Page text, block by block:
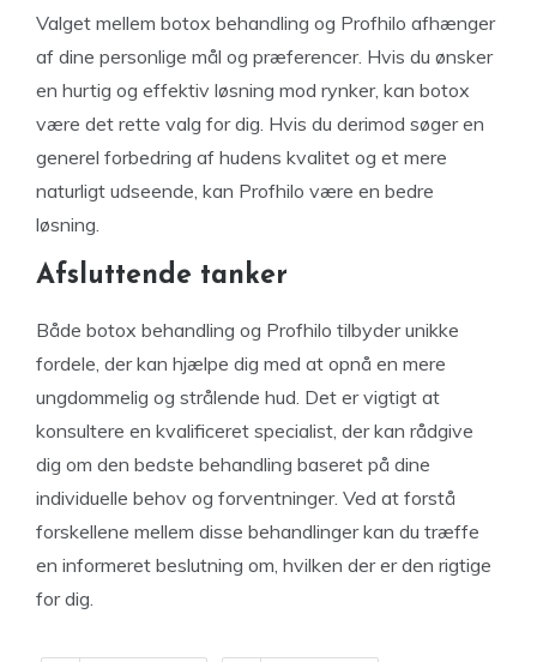
Valget mellem botox behandling og Profhilo afhænger
af dine personlige mål og præferencer. Hvis du ønsker
en hurtig og effektiv løsning mod rynker, kan botox
være det rette valg for dig. Hvis du derimod søger en
generel forbedring af hudens kvalitet og et mere
naturligt udseende, kan Profhilo være en bedre
løsning.
Afsluttende tanker
Både botox behandling og Profhilo tilbyder unikke
fordele, der kan hjælpe dig med at opnå en mere
ungdommelig og strålende hud. Det er vigtigt at
konsultere en kvalificeret specialist, der kan rådgive
dig om den bedste behandling baseret på dine
individuelle behov og forventninger. Ved at forstå
forskellene mellem disse behandlinger kan du træffe
en informeret beslutning om, hvilken der er den rigtige
for dig.